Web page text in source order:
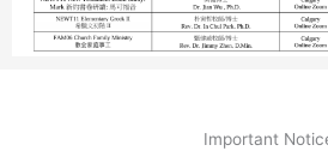
Important